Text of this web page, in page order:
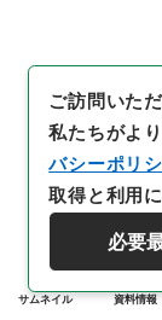
サムネイル 資料情報
ご訪問いた
私たちがよ
バシーポリ
取得と利用
必要